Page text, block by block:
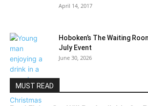
April 14, 2017
Hoboken’s The Waiting
July Event
June 30, 2026
MUST READ